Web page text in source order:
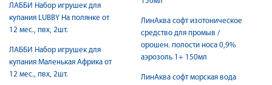
ЛАББИ Набор игрушек для
купания LUBBY На полянке от
12 мес., пвх, 2шт.
ЛАББИ Набор игрушек для
купания Маленькая Африка от
12 мес., пвх, 2шт.
ЛинАква софт изотоническое
средство для промыв /
орошен. полости носа 0,9%
аэрозоль 1+ 150мл
ЛинАква софт морская вода